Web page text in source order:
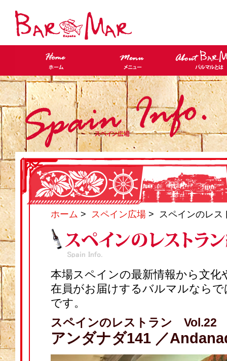
ホーム > スペイン広場 > スペインのレス
本場スペインの最新情報から文化
在員がお届けするバルマルなら
です。
スペインのレストラン Vol.22
アンダナダ141 ／